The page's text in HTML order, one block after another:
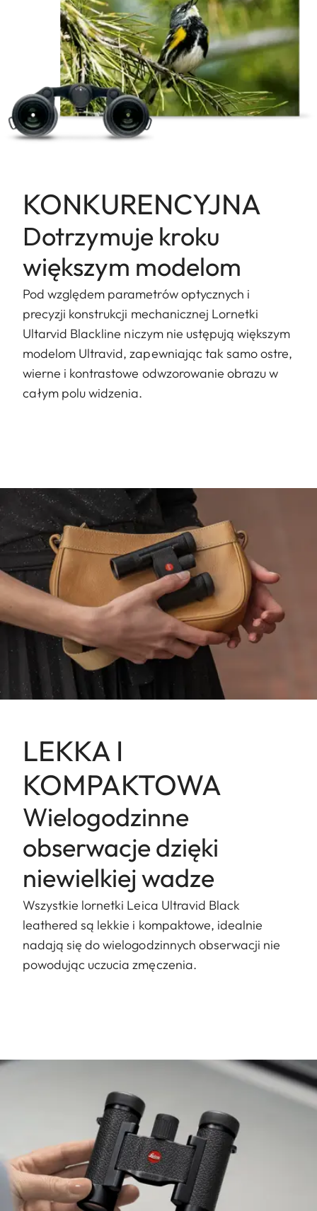
KONKURENCYJNA
Dotrzymuje kroku
większym modelom
Pod względem parametrów optycznych i
precyzji konstrukcji mechanicznej Lornetki
Ultarvid Blackline niczym nie ustępują większym
modelom Ultravid, zapewniając tak samo ostre,
wierne i kontrastowe odwzorowanie obrazu w
całym polu widzenia.
LEKKA I
KOMPAKTOWA
Wielogodzinne
obserwacje dzięki
niewielkiej wadze
Wszystkie lornetki Leica Ultravid Black
leathered są lekkie i kompaktowe, idealnie
nadają się do wielogodzinnych obserwacji nie
powodując uczucia zmęczenia.